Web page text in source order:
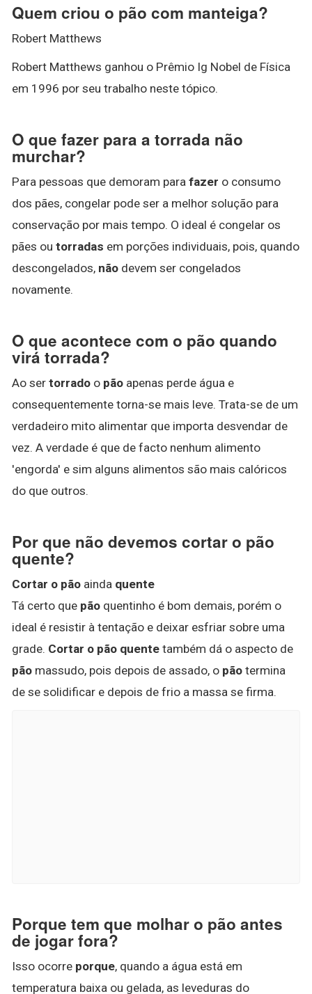
Quem criou o pão com manteiga?
Robert Matthews
Robert Matthews ganhou o Prêmio Ig Nobel de Física
em 1996 por seu trabalho neste tópico.
O que fazer para a torrada não
murchar?
Para pessoas que demoram para fazer o consumo
dos pães, congelar pode ser a melhor solução para
conservação por mais tempo. O ideal é congelar os
pães ou torradas em porções individuais, pois, quando
descongelados, não devem ser congelados
novamente.
O que acontece com o pão quando
virá torrada?
Ao ser torrado o pão apenas perde água e
consequentemente torna-se mais leve. Trata-se de um
verdadeiro mito alimentar que importa desvendar de
vez. A verdade é que de facto nenhum alimento
'engorda' e sim alguns alimentos são mais calóricos
do que outros.
Por que não devemos cortar o pão
quente?
Cortar o pão ainda quente
Tá certo que pão quentinho é bom demais, porém o
ideal é resistir à tentação e deixar esfriar sobre uma
grade. Cortar o pão quente também dá o aspecto de
pão massudo, pois depois de assado, o pão termina
de se solidificar e depois de frio a massa se firma.
Porque tem que molhar o pão antes
de jogar fora?
Isso ocorre porque, quando a água está em
temperatura baixa ou gelada, as leveduras do